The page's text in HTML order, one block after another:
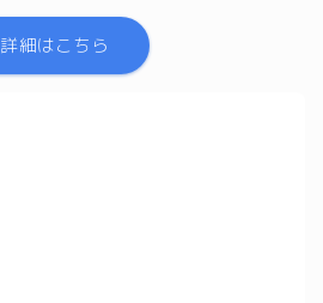
詳細はこちら